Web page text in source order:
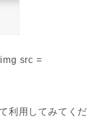
src =
利用してみてくだ